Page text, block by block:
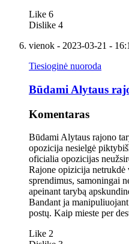
Like 6
Dislike 4
vienok - 2023-03-21 -
Tiesioginė nuoroda
Būdami Alytaus
Komentaras
Būdami Alytaus rajono
opozicija nesielgė
oficialia opozicijas
Rajone opizicija
sprendimus, samoningai
apeinant tarybą
Bandant ja
postų. Kaip mieste per
Like 2